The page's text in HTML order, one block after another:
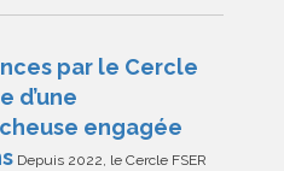
par le Cercle
d’une
engagée
Depuis 2022, le Cercle FSER